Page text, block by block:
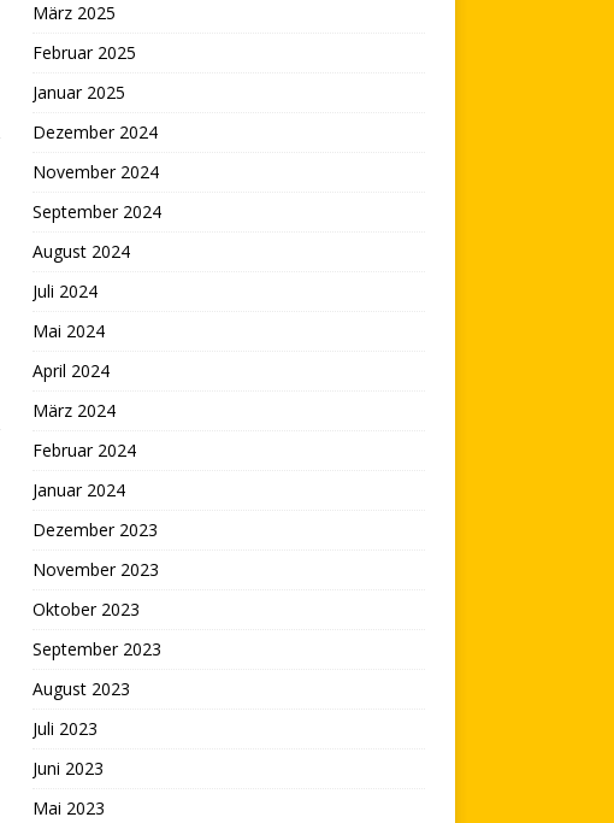
März 2025
Februar 2025
Januar 2025
Dezember 2024
November 2024
September 2024
August 2024
Juli 2024
Mai 2024
April 2024
März 2024
Februar 2024
Januar 2024
Dezember 2023
November 2023
Oktober 2023
September 2023
August 2023
Juli 2023
Juni 2023
Mai 2023